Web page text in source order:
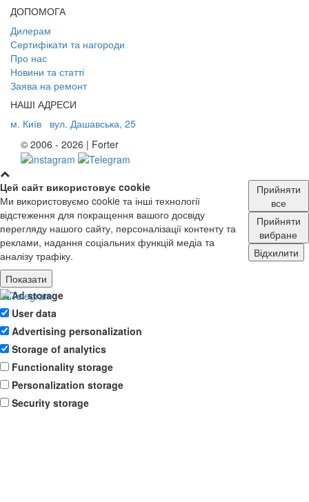
ДОПОМОГА
Дилерам
Сертифікати та нагороди
Про нас
Новини та статті
Заява на ремонт
НАШІ АДРЕСИ
м. Київ
вул. Дашавська, 25
© 2006 - 2026 | Forter
Цей сайт використовує cookie
Ми використовуємо cookie та інші технології
відстеження для покращення вашого досвіду
перегляду нашого сайту, персоналізації контенту та
реклами, надання соціальних функцій медіа та
аналізу трафіку.
Показати
Ad storage
User data
Advertising personalization
Storage of analytics
Functionality storage
Personalization storage
Security storage
Прийняти
все
Прийняти
вибране
Відхилити